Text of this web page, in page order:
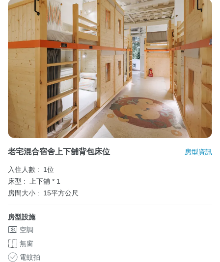
老宅混合宿舍上下舖背包床位 房型資訊
入住人數 :
1位
床型 : 上下舖 * 1
房間大小 :
15平方公尺
房型設施
空調
無窗
電蚊拍